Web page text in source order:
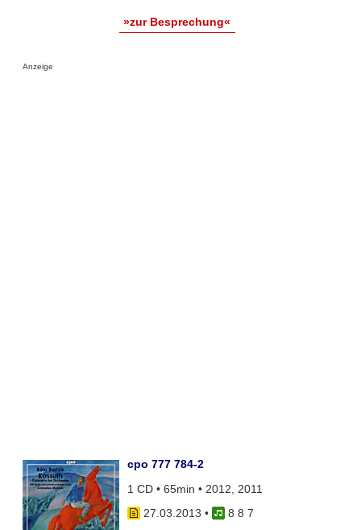
»zur Besprechung«
Anzeige
cpo 777 784-2
1 CD • 65min • 2012, 2011
27.03.2013 •
8 8 7